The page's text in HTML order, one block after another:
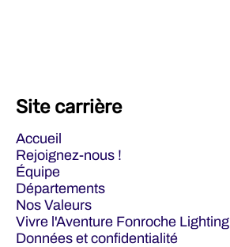
Site carrière
Accueil
Rejoignez-nous !
Équipe
Départements
Nos Valeurs
Vivre l'Aventure Fonroche Lighting
Données et confidentialité